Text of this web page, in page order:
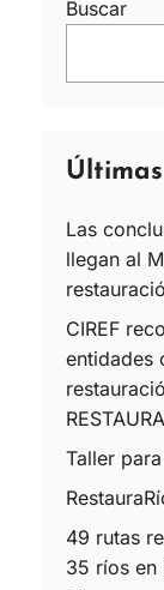
Buscar
Las
llegan al
CIREF
entidades
Taller
49 rutas
35 ríos en